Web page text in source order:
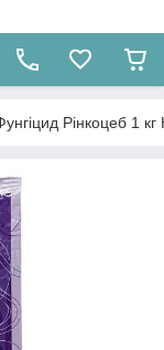
Рінкоцеб 1